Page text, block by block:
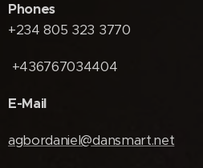
Phones
+234 805 323 3770
+436767034404
E-Mail
agbordaniel@dansmart.net